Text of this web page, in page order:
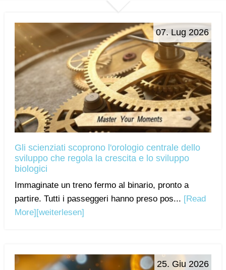
07. Lug 2026
Gli scienziati scoprono l'orologio centrale dello
sviluppo che regola la crescita e lo sviluppo
biologici
Immaginate un treno fermo al binario, pronto a
partire. Tutti i passeggeri hanno preso pos... [Read
More] [weiterlesen]
25. Giu 2026